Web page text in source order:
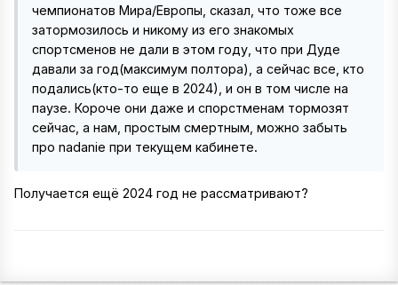
чемпионатов Мира/Европы, сказал, что тоже все
затормозилось и никому из его знакомых
спортсменов не дали в этом году, что при Дуде
давали за год(максимум полтора), а сейчас все, кто
подались(кто-то еще в 2024), и он в том числе на
паузе. Короче они даже и спорстменам тормозят
сейчас, а нам, простым смертным, можно забыть
про nadanie при текущем кабинете.
Получается ещё 2024 год не рассматривают?